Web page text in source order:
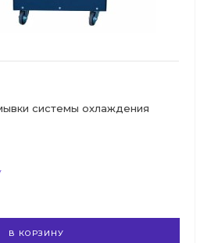
системы охлаждения
В КОРЗИНУ